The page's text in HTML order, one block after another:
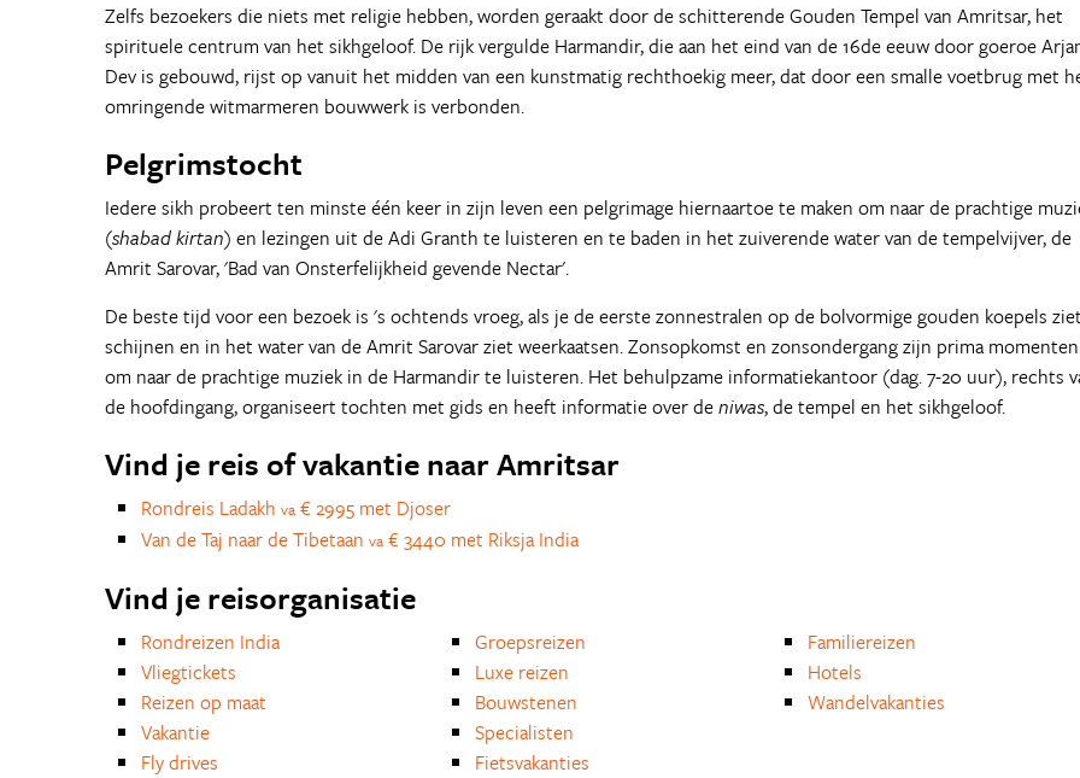
Zelfs bezoekers die niets met religie hebben, worden geraakt door de schitterende Gouden Tempel van Amritsar, het
spirituele centrum van het sikhgeloof. De rijk vergulde Harmandir, die aan het eind van de 16de eeuw door goeroe
Dev is gebouwd, rijst op vanuit het midden van een kunstmatig rechthoekig meer, dat door een smalle voetbrug met
omringende witmarmeren bouwwerk is verbonden.
Pelgrimstocht
Iedere sikh probeert ten minste één keer in zijn leven een pelgrimage hiernaartoe te maken om naar de prachtige
(shabad kirtan) en lezingen uit de Adi Granth te luisteren en te baden in het zuiverende water van de tempelvijver, de
Amrit Sarovar, 'Bad van Onsterfelijkheid gevende Nectar'.
De beste tijd voor een bezoek is 's ochtends vroeg, als je de eerste zonnestralen op de bolvormige gouden koepels
schijnen en in het water van de Amrit Sarovar ziet weerkaatsen. Zonsopkomst en zonsondergang zijn prima momenten
om naar de prachtige muziek in de Harmandir te luisteren. Het behulpzame informatiekantoor (dag. 7-20 uur), rechts
de hoofdingang, organiseert tochten met gids en heeft informatie over deniwas, de tempel en het sikhgeloof.
Vind je reis of vakantie naar Amritsar
Rondreis Ladakh va € 2995 met Djoser
Van de Taj naar de Tibetaan va € 3440 met Riksja India
Vind je reisorganisatie
Rondreizen India
Vliegtickets
Reizen op maat
Vakantie
Fly drives
Groepsreizen
Luxe reizen
Bouwstenen
Specialisten
Fietsvakanties
Familiereizen
Hotels
Wandelvakanties